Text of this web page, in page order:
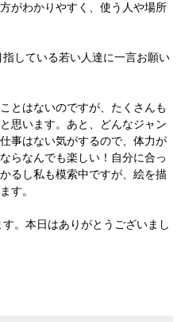
がわかりやすく、使う人や場所
している若い人達に一言お願い
とはないのですが、たくさんも
思います。あと、どんなジャン
事はない気がするので、体力が
らなんでも楽しい！自分に合っ
るし私も模索中ですが、絵を描
す。
。本日はありがとうございまし